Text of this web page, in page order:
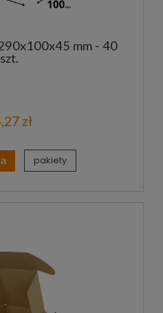
mm - 40
szt.
zł
pakiety